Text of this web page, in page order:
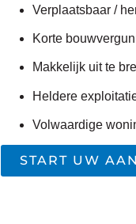
Verplaatsbaar /
Korte
Makkelijk uit te
Heldere
Volwaardige
START UW